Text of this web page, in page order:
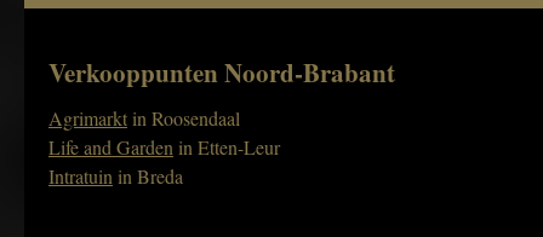
Verkooppunten Noord-Brabant
Agrimarkt in Roosendaal
Life and Garden in Etten-Leur
Intratuin in Breda